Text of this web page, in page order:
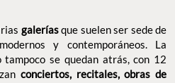
galeríasque suelen ser sede de
y contemporáneos. La
se quedan atrás, con 12
conciertos, recitales, obras de